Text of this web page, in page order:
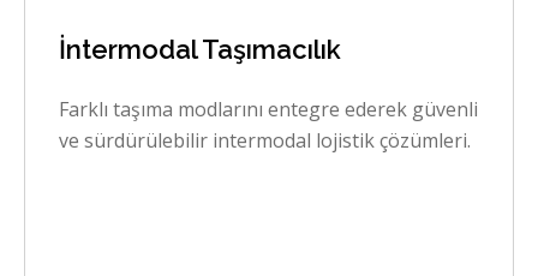
İntermodal Taşımacılık
Farklı taşıma modlarını entegre ederek güvenli
ve sürdürülebilir intermodal lojistik çözümleri.